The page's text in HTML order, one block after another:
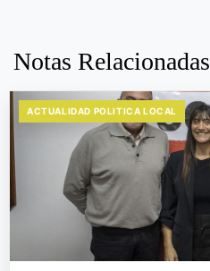
Notas Relacionadas
ACTUALIDAD POLITICA LOCAL